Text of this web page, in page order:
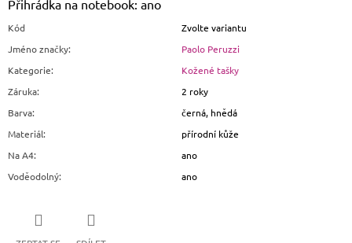
Přihrádka na notebook: ano
Kód
Zvolte variantu
Jméno značky:
Paolo Peruzzi
Kategorie:
Kožené tašky
Záruka:
2 roky
Barva:
černá, hnědá
Materiál:
přírodní kůže
Na A4:
ano
Voděodolný: ano